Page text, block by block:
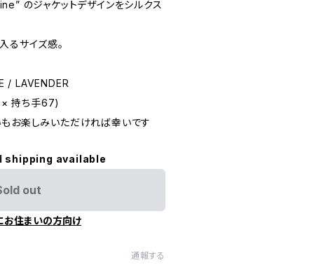
のジャケットデザインをシルクス
るサイズ感。
/ LAVENDER
持ち手67)
お楽しみいただければ幸いです
shipping available
out
お住まいの方向け
通報する